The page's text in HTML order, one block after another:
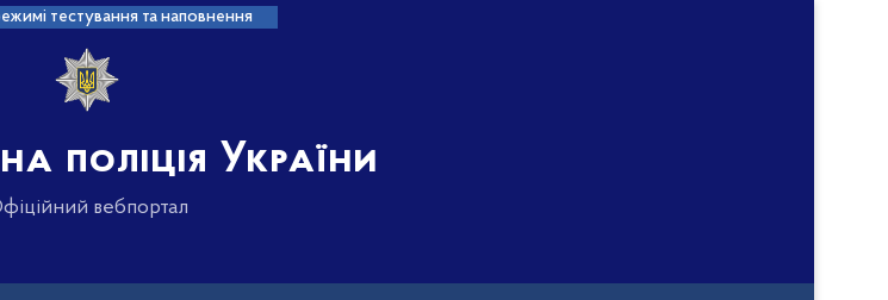
тестування та наповнення
поліція України
вебпортал